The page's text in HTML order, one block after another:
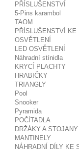
PŘÍSLUŠENSTVÍ
5-Pins karambol
TAOM
PŘÍSLUŠENSTVÍ KE
OSVĚTLENÍ
LED OSVĚTLENÍ
Náhradní stínidla
KRYCÍ PLACHTY
HRABIČKY
TRIANGLY
Pool
Snooker
Pyramida
POČÍTADLA
DRŽÁKY A STOJANY
MANTINELY
NÁHRADNÍ DÍLY KE